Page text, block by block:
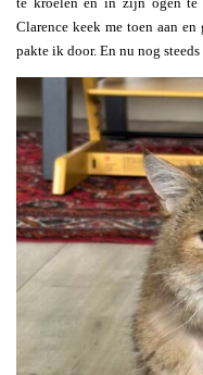
Clarence keek me toen aan
pakte ik door. En nu nog